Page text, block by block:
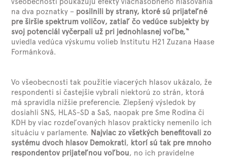
na dva poznatky – posilnili by strany, ktoré sú prijateľné
pre širšie spektrum voličov, zatiaľ čo vedúce subjekty by
svoj potenciál vyčerpali už pri jednohlasnej voľbe,“
uviedla vedúca výskumu volieb Institutu H21 Zuzana Haase
Formánková.
Vo všeobecnosti tak použitie viacerých hlasov ukázalo, že
respondenti si častejšie vybrali niektorú zo strán, ktorá
má spravidla nižšie preferencie. Zlepšený výsledok by
dosiahli SNS, HLAS-SD a SaS, naopak pre Sme Rodina či
KDH by viac rozdeľovaných hlasov prakticky nemenilo ich
situáciu v parlamente. Najviac zo všetkých benefitovali zo
systému dvoch hlasov Demokrati, ktorí sú tak pre mnoho
respondentov prijateľnou voľbou, no ich pravidelne